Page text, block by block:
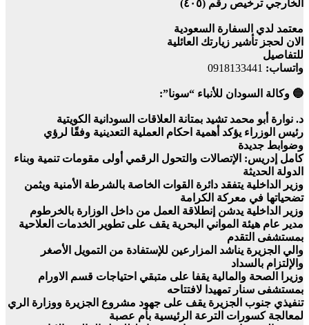
الخارجي ترخيص رقم (٤٠٥)
معتمد لدي السفارة السعودية
الان لحجز تأشير زيارتك العائلية
للتفاصيل
واتساب: 0918133441
🔵 وكالة السودان للأنباء “سونا”:
د. نوارة أبو محمد تشيد بمتانة العلاقات السودانية الكويتية
رئيس الوزراء يؤكد أهمية احكام العملية التعدينية وفقًا لرؤي
وضوابط جديدة
كامل إدريس: الإتصالات والتحول الرقمي أولى مقومات تنمية وبناء
الدولة الحديثة
وزير الداخلية يتفقد دائرة القوات الخاصة بالشرطة الأمنية ويثمن
تضحياتها في معركة الكرامة
وزير الداخلية يدشن إنطلاقة العمل من داخل الوزارة بالخرطوم
مدير عام هيئة المواني البحرية يقف على تطوير الخدمات العلاحية
بمستشفى التقدم
والي الجزيرة يناشد المزارعين للإستفادة من التمويل الأصغر
والإلتزام بالسداد
وزيرا الصحة والمالية يقفا على متبقي احتياجات قسم الاورام
بمستشفى سنار تمهيدا لافتتاحه
تنفيذي جنوب الجزيرة يقف على جهود مشروع الجزيرة ووزارة الري
لمعالجة كسورات الترعة الرئيسية بأم عصبة